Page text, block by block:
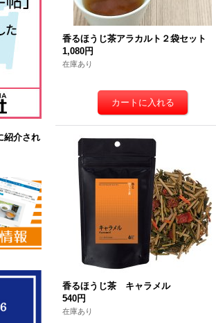
香るほうじ茶アラカルト２袋セット
1,080円
在庫あり
香るほうじ茶 キャラメル
540円
在庫あり